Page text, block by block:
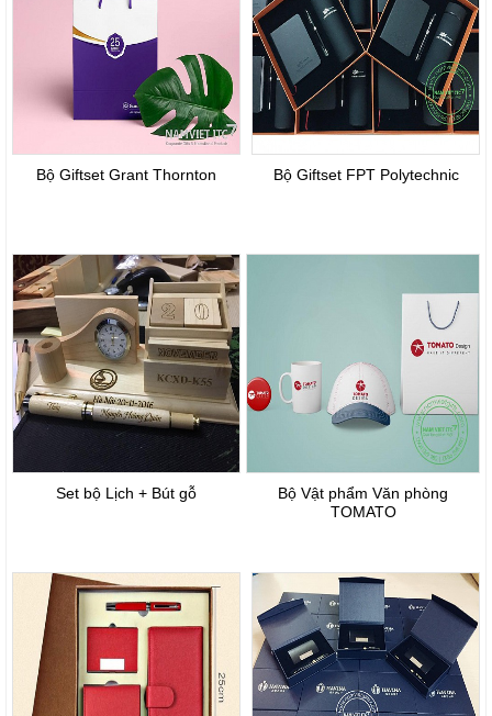
Bộ Giftset Grant Thornton Bộ Giftset FPT Polytechnic
Set bộ Lịch + Bút gỗ
Bộ Vật phẩm Văn phòng
TOMATO